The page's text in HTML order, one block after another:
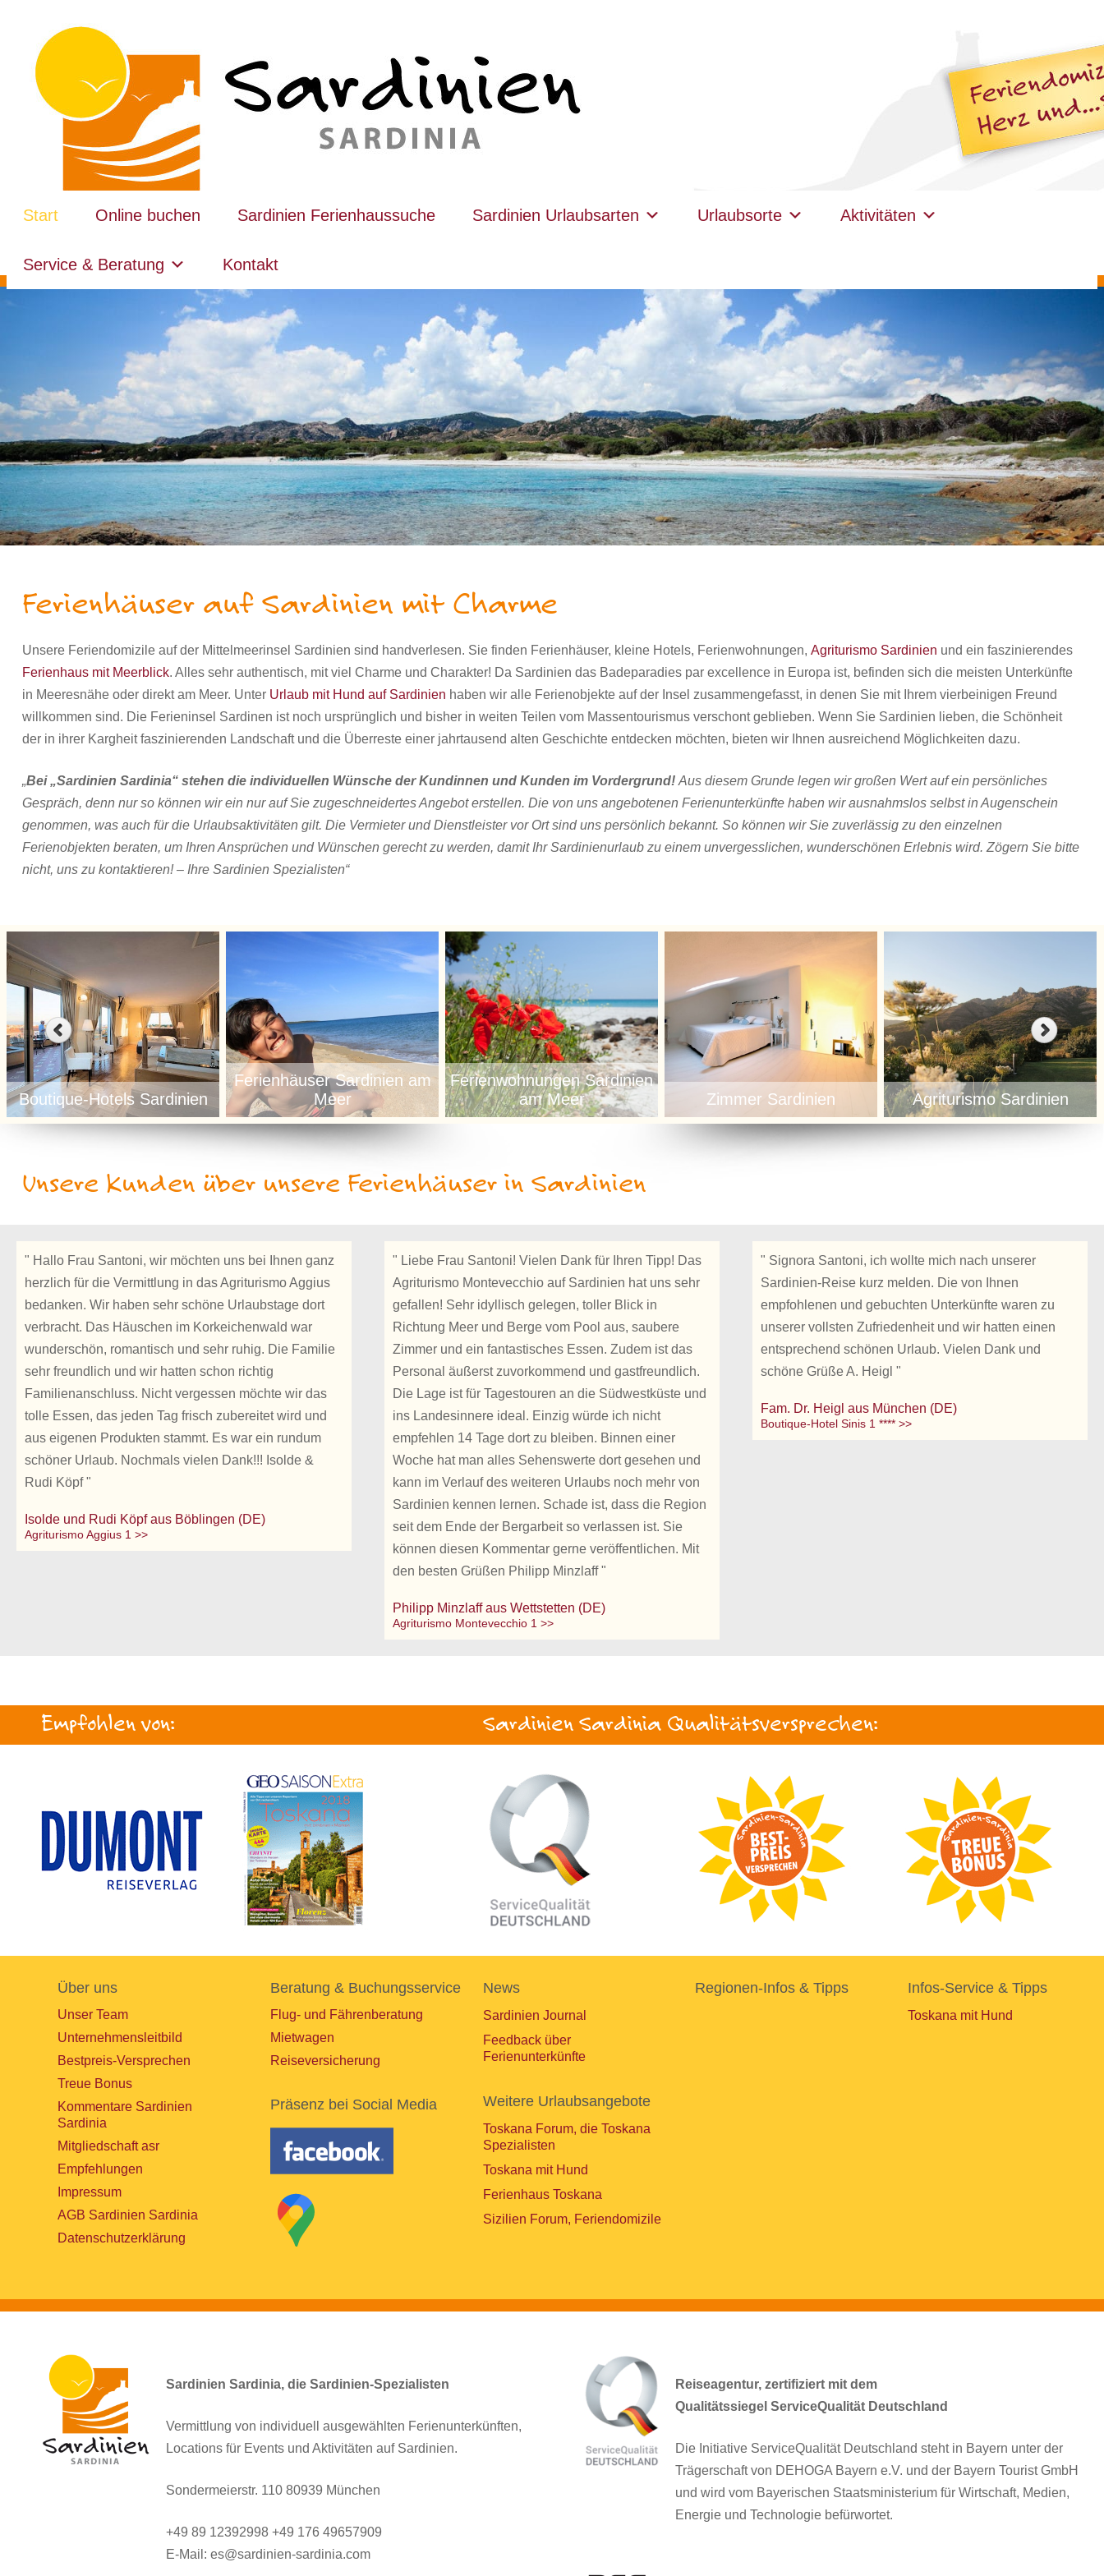
Start Online buchen Sardinien Ferienhaussuche Sardinien Urlaubsarten Urlaubsorte Aktivitäten
Service & Beratung Kontakt
Ferienhäuser auf Sardinien mit Charme
Unsere Feriendomizile auf der Mittelmeerinsel Sardinien sind handverlesen. Sie finden Ferienhäuser, kleine Hotels, Ferienwohnungen, Agriturismo Sardinien und ein faszinierendes
Ferienhaus mit Meerblick. Alles sehr authentisch, mit viel Charme und Charakter! Da Sardinien das Badeparadies par excellence in Europa ist, befinden sich die meisten Unterkünfte
in Meeresnähe oder direkt am Meer. Unter Urlaub mit Hund auf Sardinien haben wir alle Ferienobjekte auf der Insel zusammengefasst, in denen Sie mit Ihrem vierbeinigen Freund
willkommen sind. Die Ferieninsel Sardinen ist noch ursprünglich und bisher in weiten Teilen vom Massentourismus verschont geblieben. Wenn Sie Sardinien lieben, die Schönheit
der in ihrer Kargheit faszinierenden Landschaft und die Überreste einer jahrtausend alten Geschichte entdecken möchten, bieten wir Ihnen ausreichend Möglichkeiten dazu.
„Bei „Sardinien Sardinia“ stehen die individuellen Wünsche der Kundinnen und Kunden im Vordergrund!Aus diesem Grunde legen wir großen Wert auf ein persönliches
Gespräch, denn nur so können wir ein nur auf Sie zugeschneidertes Angebot erstellen. Die von uns angebotenen Ferienunterkünfte haben wir ausnahmslos selbst in Augenschein
genommen, was auch für die Urlaubsaktivitäten gilt. Die Vermieter und Dienstleister vor Ort sind uns persönlich bekannt. So können wir Sie zuverlässig zu den einzelnen
Ferienobjekten beraten, um Ihren Ansprüchen und Wünschen gerecht zu werden, damit Ihr Sardinienurlaub zu einem unvergesslichen, wunderschönen Erlebnis wird. Zögern Sie bitte
nicht, uns zu kontaktieren! – Ihre Sardinien Spezialisten“
Boutique-Hotels Sardinien
Ferienhäuser Sardinien am
Meer
Ferienwohnungen Sardinien
am Meer
Zimmer Sardinien Agriturismo Sardinien
Unsere Kunden über unsere Ferienhäuser in Sardinien
" Hallo Frau Santoni, wir möchten uns bei Ihnen ganz
herzlich für die Vermittlung in das Agriturismo Aggius
bedanken. Wir haben sehr schöne Urlaubstage dort
verbracht. Das Häuschen im Korkeichenwald war
wunderschön, romantisch und sehr ruhig. Die Familie
sehr freundlich und wir hatten schon richtig
Familienanschluss. Nicht vergessen möchte wir das
tolle Essen, das jeden Tag frisch zubereitet wird und
aus eigenen Produkten stammt. Es war ein rundum
schöner Urlaub. Nochmals vielen Dank!!! Isolde &
Rudi Köpf "
Isolde und Rudi Köpf aus Böblingen (DE)
Agriturismo Aggius 1 >>
" Liebe Frau Santoni! Vielen Dank für Ihren Tipp! Das
Agriturismo Montevecchio auf Sardinien hat uns sehr
gefallen! Sehr idyllisch gelegen, toller Blick in
Richtung Meer und Berge vom Pool aus, saubere
Zimmer und ein fantastisches Essen. Zudem ist das
Personal äußerst zuvorkommend und gastfreundlich.
Die Lage ist für Tagestouren an die Südwestküste und
ins Landesinnere ideal. Einzig würde ich nicht
empfehlen 14 Tage dort zu bleiben. Binnen einer
Woche hat man alles Sehenswerte dort gesehen und
kann im Verlauf des weiteren Urlaubs noch mehr von
Sardinien kennen lernen. Schade ist, dass die Region
seit dem Ende der Bergarbeit so verlassen ist. Sie
können diesen Kommentar gerne veröffentlichen. Mit
den besten Grüßen Philipp Minzlaff "
Philipp Minzlaff aus Wettstetten (DE)
Agriturismo Montevecchio 1 >>
" Signora Santoni, ich wollte mich nach unserer
Sardinien-Reise kurz melden. Die von Ihnen
empfohlenen und gebuchten Unterkünfte waren zu
unserer vollsten Zufriedenheit und wir hatten einen
entsprechend schönen Urlaub. Vielen Dank und
schöne Grüße A. Heigl "
Fam. Dr. Heigl aus München (DE)
Boutique-Hotel Sinis 1 **** >>
Empfohlen von: Sardinien Sardinia Qualitätsversprechen:
Über uns
Unser Team
Unternehmensleitbild
Bestpreis-Versprechen
Treue Bonus
Kommentare Sardinien
Sardinia
Mitgliedschaft asr
Empfehlungen
Impressum
AGB Sardinien Sardinia
Datenschutzerklärung
Beratung & Buchungsservice
Flug- und Fährenberatung
Mietwagen
Reiseversicherung
Präsenz bei Social Media
News
Sardinien Journal
Feedback über
Ferienunterkünfte
Weitere Urlaubsangebote
Toskana Forum, die Toskana
Spezialisten
Toskana mit Hund
Ferienhaus Toskana
Sizilien Forum, Feriendomizile
Regionen-Infos & Tipps Infos-Service & Tipps
Toskana mit Hund
Sardinien Sardinia, die Sardinien-Spezialisten
Vermittlung von individuell ausgewählten Ferienunterkünften,
Locations für Events und Aktivitäten auf Sardinien.
Sondermeierstr. 110 80939 München
+49 89 12392998 +49 176 49657909
E-Mail: es@sardinien-sardinia.com
Reiseagentur, zertifiziert mit dem
Qualitätssiegel ServiceQualität Deutschland
Die Initiative ServiceQualität Deutschland steht in Bayern unter der
Trägerschaft von DEHOGA Bayern e.V. und der Bayern Tourist GmbH
und wird vom Bayerischen Staatsministerium für Wirtschaft, Medien,
Energie und Technologie befürwortet.